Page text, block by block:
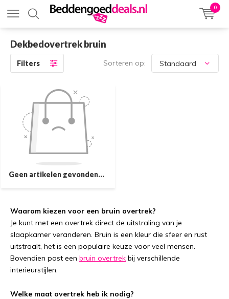
0
Dekbedovertrek bruin
Filters Sorteren op:
Geen artikelen gevonden...
Waarom kiezen voor een bruin overtrek?
Je kunt met een overtrek direct de uitstraling van je
slaapkamer veranderen. Bruin is een kleur die sfeer en rust
uitstraalt, het is een populaire keuze voor veel mensen.
Bovendien past een bruin overtrek bij verschillende
interieurstijlen.
Welke maat overtrek heb ik nodig?